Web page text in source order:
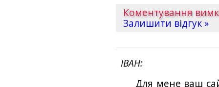
Коментування
Залишити відгук »
ІВАН
Для мене ваш